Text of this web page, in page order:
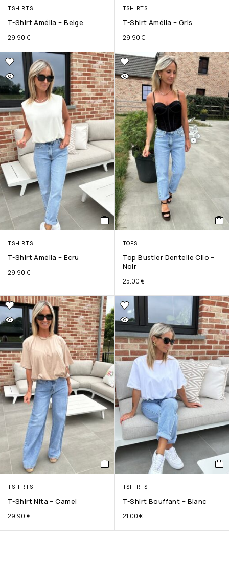
TSHIRTS
T-Shirt Amélia – Beige
29.90 €
TSHIRTS
T-Shirt Amélia – Gris
29.90€
TSHIRTS
T-Shirt Amélia – Ecru
29.90 €
TOPS
Top Bustier Dentelle Clio –
Noir
25.00€
TSHIRTS
T-Shirt Nita – Camel
29.90 €
TSHIRTS
T-Shirt Bouffant – Blanc
21.00€